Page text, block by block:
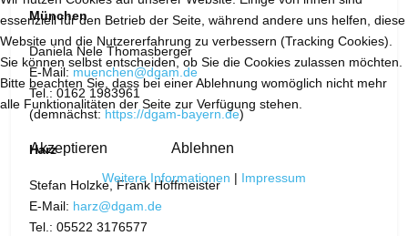
München
Daniela Nele Thomasberger
E-Mail: muenchen@dgam.de
Tel.: 0162 1983961
(demnächst: https://dgam-bayern.de)
Harz
Stefan Holzke, Frank Hoffmeister
E-Mail: harz@dgam.de
Tel.: 05522 3176577
essenziell für den Betrieb der Seite, während andere uns helfen, diese
Website und die Nutzererfahrung zu verbessern (Tracking Cookies).
Sie können selbst entscheiden, ob Sie die Cookies zulassen möchten.
Bitte beachten Sie, dass bei einer Ablehnung womöglich nicht mehr
alle Funktionalitäten der Seite zur Verfügung stehen.
Akzeptieren Ablehnen
Weitere Informationen | Impressum